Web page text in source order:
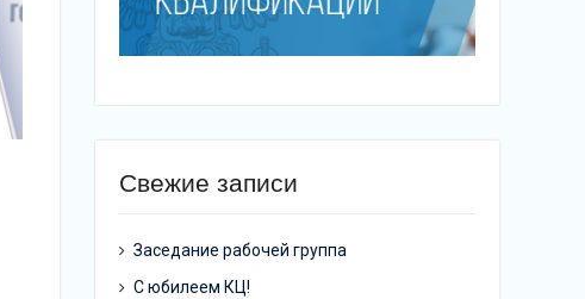
Свежие записи
Заседание рабочей группа
С юбилеем КЦ!